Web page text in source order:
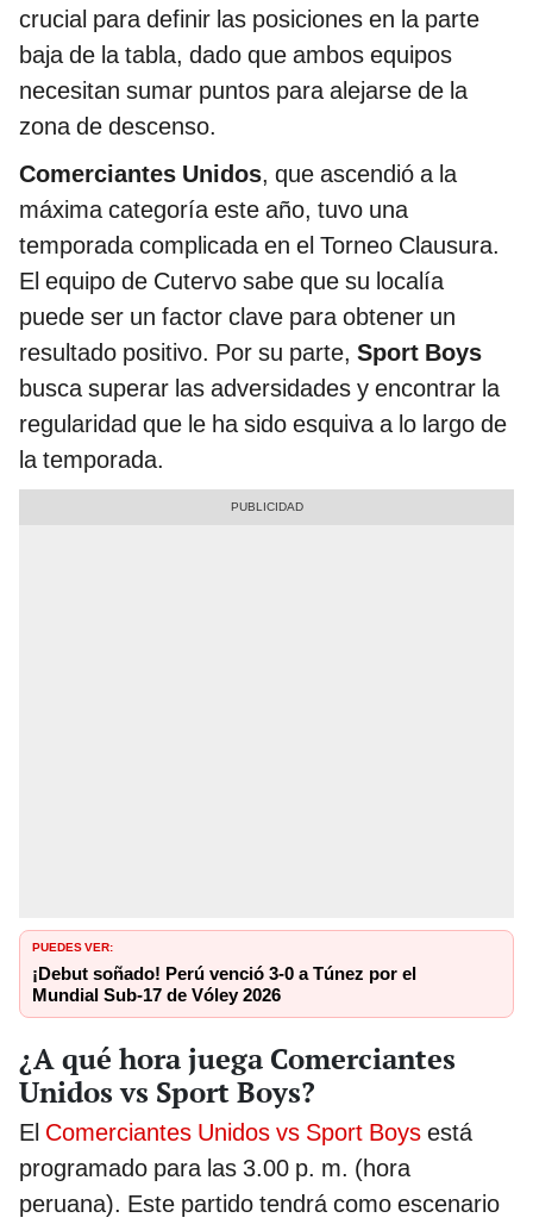
crucial para definir las posiciones en la parte
baja de la tabla, dado que ambos equipos
necesitan sumar puntos para alejarse de la
zona de descenso.
Comerciantes Unidos, que ascendió a la
máxima categoría este año, tuvo una
temporada complicada en el Torneo Clausura.
El equipo de Cutervo sabe que su localía
puede ser un factor clave para obtener un
resultado positivo. Por su parte, Sport Boys
busca superar las adversidades y encontrar la
regularidad que le ha sido esquiva a lo largo de
la temporada.
PUEDES VER:
¡Debut soñado! Perú venció 3-0 a Túnez por el
Mundial Sub-17 de Vóley 2026
¿A qué hora juega Comerciantes
Unidos vs Sport Boys?
El Comerciantes Unidos vs Sport Boys está
programado para las 3.00 p. m. (hora
peruana). Este partido tendrá como escenario